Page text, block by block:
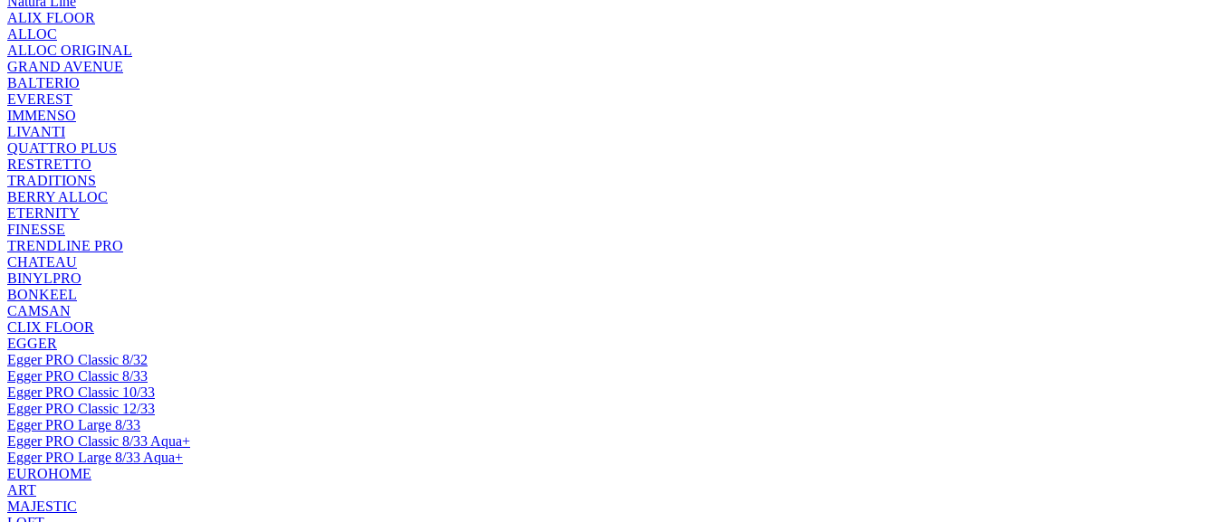
ALIX FLOOR
ALLOC
ALLOC ORIGINAL
GRAND AVENUE
BALTERIO
EVEREST
IMMENSO
LIVANTI
QUATTRO PLUS
RESTRETTO
TRADITIONS
BERRY ALLOC
ETERNITY
FINESSE
TRENDLINE PRO
CHATEAU
BINYLPRO
BONKEEL
CAMSAN
CLIX FLOOR
EGGER
Egger PRO Classic 8/32
Egger PRO Classic 8/33
Egger PRO Classic 10/33
Egger PRO Classic 12/33
Egger PRO Large 8/33
Egger PRO Classic 8/33 Aqua+
Egger PRO Large 8/33 Aqua+
EUROHOME
ART
MAJESTIC